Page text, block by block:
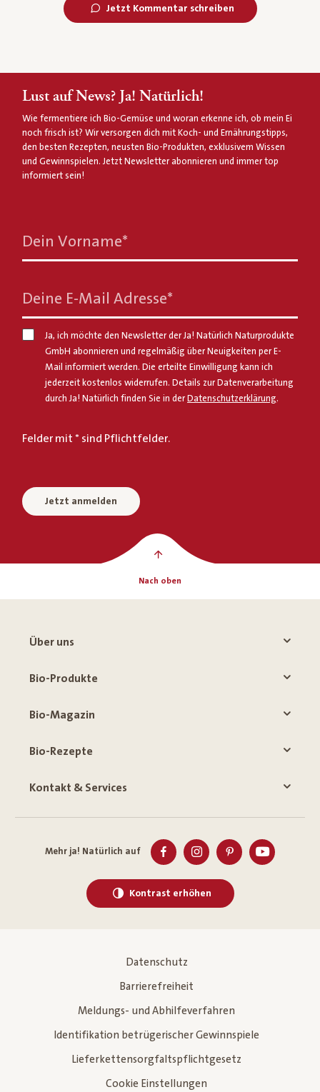
Jetzt Kommentar schreiben
Lust auf News? Ja! Natürlich!
Wie fermentiere ich Bio-Gemüse und woran erkenne ich, ob mein Ei
noch frisch ist? Wir versorgen dich mit Koch- und Ernährungstipps,
den besten Rezepten, neusten Bio-Produkten, exklusivem Wissen
und Gewinnspielen. Jetzt Newsletter abonnieren und immer top
informiert sein!
Dein Vorname*
Deine E-Mail Adresse*
Ja, ich möchte den Newsletter der Ja! Natürlich Naturprodukte
GmbH abonnieren und regelmäßig über Neuigkeiten per E-
Mail informiert werden. Die erteilte Einwilligung kann ich
jederzeit kostenlos widerrufen. Details zur Datenverarbeitung
durch Ja! Natürlich finden Sie in derDatenschutzerklärung.
Felder mit * sind Pflichtfelder.
Jetzt anmelden
Nach oben
Über uns
Bio-Produkte
Bio-Magazin
Bio-Rezepte
Kontakt & Services
Mehr ja! Natürlich auf
Kontrast erhöhen
Datenschutz
Barrierefreiheit
Meldungs- und Abhilfeverfahren
Identifikation betrügerischer Gewinnspiele
Lieferkettensorgfaltspflichtgesetz
Cookie Einstellungen